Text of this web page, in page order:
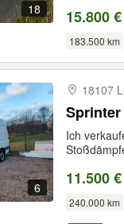
18 15.800
183.500 km
6
18107
Sprinter
Ich
11.500
240.000 km